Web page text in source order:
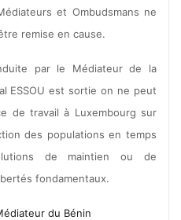
et Ombudsmans ne
remise en cause.
par le Médiateur de la
ESSOU est sortie on ne peut
de travail à Luxembourg sur
des populations en temps
de maintien ou de
fondamentaux.
du Bénin